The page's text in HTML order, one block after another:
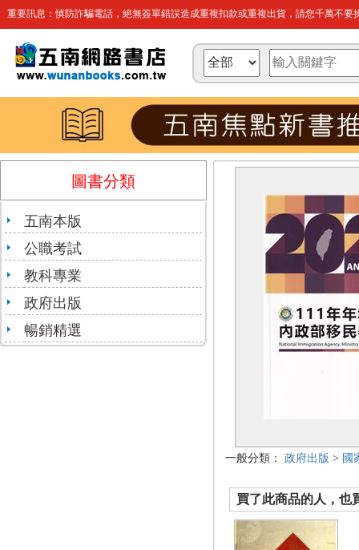
重要訊息：慎防詐騙電話，絕無簽單錯誤造成重複扣款或重複出貨，請您千萬不要
圖書分類
五南本版
公職考試
教科專業
政府出版
暢銷精選
一般分類： 政府出版 > 國
買了此商品的人，也